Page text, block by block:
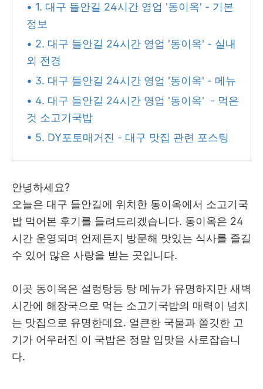
• 1. 대구 들안길 24시간 영업 '동이옥' - 기본
정보
• 2. 대구 들안길 24시간 영업 '동이옥' - 실내
외 전경
• 3. 대구 들안길 24시간 영업 '동이옥' - 메뉴
• 4. 대구 들안길 24시간 영업 '동이옥' - 먹은
것 소고기국밥
• 5. DY포토매거진 - 대구 맛집 관련 포스팅
안녕하세요?
오늘은 대구 들안길에 위치한 동이옥에서 소고기국
밥 먹어본 후기를 들려드리겠습니다. 동이옥은 24
시간 운영되며 언제든지 방문해 맛있는 식사를 즐길
수 있어 많은 사랑을 받는 곳입니다.
이곳 동이옥은 설렁탕등 탕 메뉴가 유명하지만 새벽
시간에 해장국으로 먹는 소고기국밥의 매력이 넘치
는 맛집으로 유명한데요. 얼큰한 국물과 쫄깃한 고
기가 어우러진 이 국밥은 정말 입맛을 사로잡습니
다.